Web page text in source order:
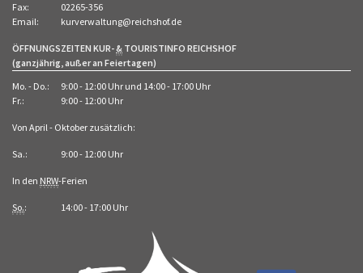
Fax:
02265-356
Email:
kurverwaltung@reichshof.de
ÖFFNUNGSZEITEN KUR-& TOURISTINFO REICHSHOF
(ganzjährig, außer an Feiertagen)
Mo. - Do.:
9:00 - 12:00 Uhr und 14:00 - 17:00 Uhr
Fr.:
9:00 - 12:00 Uhr
Von April - Oktober zusätzlich:
Sa.: 9:00 - 12:00 Uhr
In den NRW-Ferien
So.: 14:00 - 17:00 Uhr